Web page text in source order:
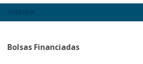
Bolsas Financiadas